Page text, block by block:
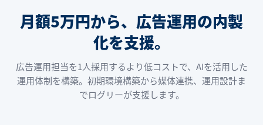
月額5万円から、 広告運用の内製
化を支援。
広告運用担当を1人採用するより低コストで、AIを活用した
運用体制を構築。初期環境構築から媒体連携、運用設計ま
でログリーが支援します。